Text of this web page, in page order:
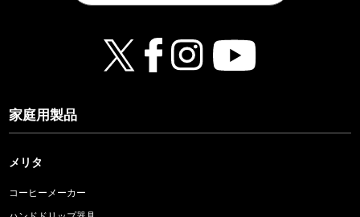
家庭用製品
メリタ
コーヒーメーカー